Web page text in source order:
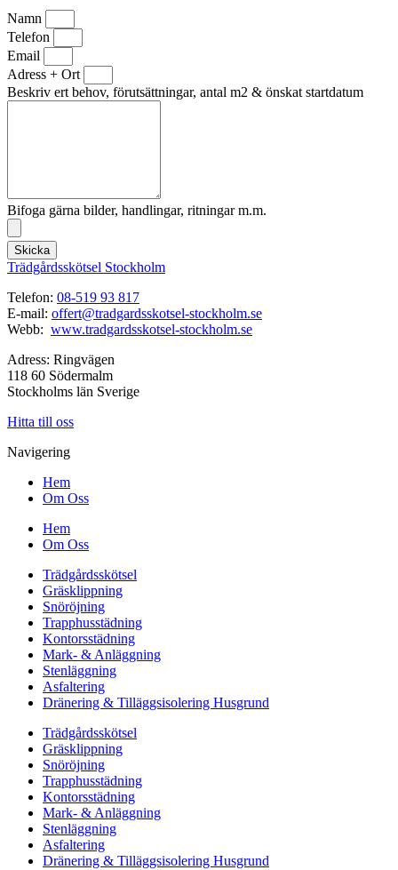
Namn
Telefon
Email
Adress + Ort
Beskriv ert behov, förutsättningar, antal m2 & önskat startdatum
Bifoga gärna bilder, handlingar, ritningar m.m.
Skicka
Trädgårdsskötsel Stockholm
Telefon: 08-519 93 817
E-mail: offert@tradgardsskotsel-stockholm.se
Webb: www.tradgardsskotsel-stockholm.se
Adress: Ringvägen
118 60 Södermalm
Stockholms län Sverige
Hitta till oss
Navigering
Hem
Om Oss
Hem
Om Oss
Trädgårdsskötsel
Gräsklippning
Snöröjning
Trapphusstädning
Kontorsstädning
Mark- & Anläggning
Stenläggning
Asfaltering
Dränering & Tilläggsisolering Husgrund
Trädgårdsskötsel
Gräsklippning
Snöröjning
Trapphusstädning
Kontorsstädning
Mark- & Anläggning
Stenläggning
Asfaltering
Dränering & Tilläggsisolering Husgrund